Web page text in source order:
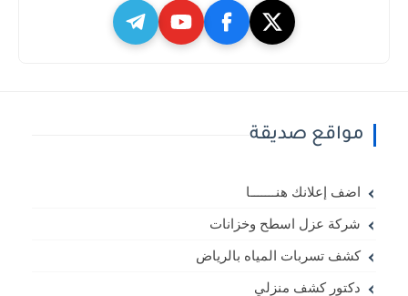
مواقع صديقة
اضف إعلانك هنـــــــا
شركة عزل اسطح وخزانات
كشف تسربات المياه بالرياض
دكتور كشف منزلي